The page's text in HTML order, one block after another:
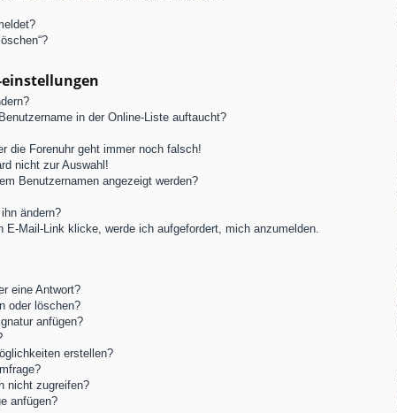
in der Online-Liste auftaucht?
die Forenuhr geht immer noch falsch!
nicht zur Auswahl!
Benutzernamen angezeigt werden?
ändern?
Mail-Link klicke, werde ich aufgefordert, mich anzumelden.
eine Antwort?
oder löschen?
anfügen?
erstellen?
nicht zugreifen?
anfügen?